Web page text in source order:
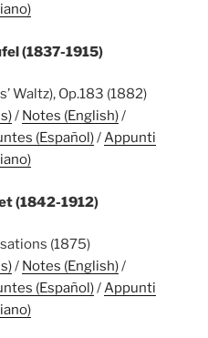
(1837-1915)
Waltz), Op.183 (1882)
/ Notes (English)/
(Español)/Appunti
(1842-1912)
(1875)
/ Notes (English)/
(Español)/Appunti